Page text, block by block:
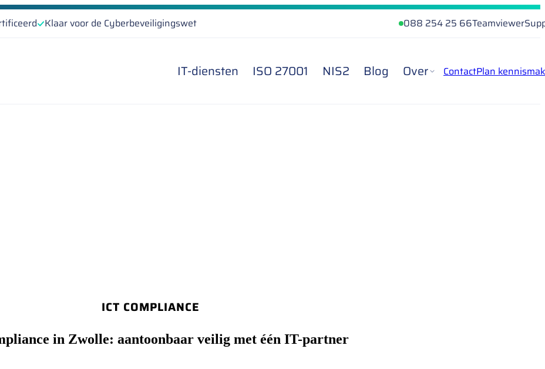
Klaar voor de Cyberbeveiligingswet 088 254 25 66Teamviewer
IT-diensten ISO 27001 NIS2 Blog Over ContactPlan
ICT COMPLIANCE
in Zwolle: aantoonbaar veilig met één IT-partner